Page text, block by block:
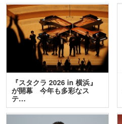
『スタクラ 2026 in 横浜』
が開幕 今年も多彩なス
テ…